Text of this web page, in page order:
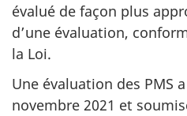
évalué de façon plus
d’une évaluation,
la Loi.
Une évaluation des PMS
novembre 2021 et